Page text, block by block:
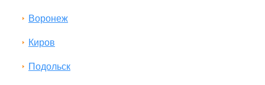
Воронеж
Киров
Подольск